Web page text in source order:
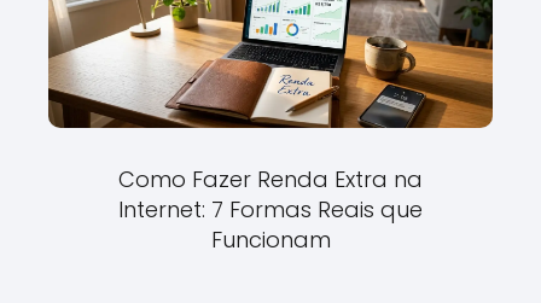
Como Fazer Renda Extra na
Internet: 7 Formas Reais que
Funcionam